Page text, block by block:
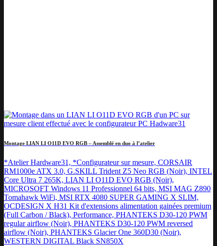
Montage LIAN LI O11D EVO RGB – Assemblé en duo à l’atelier
*Atelier Hardware31, *Configurateur sur mesure, CORSAIR
RM1000e ATX 3.0, G.SKILL Trident Z5 Neo RGB (Noir), INTEL
Core Ultra 7 265K, LIAN LI O11D EVO RGB (Noir),
MICROSOFT Windows 11 Professionnel 64 bits, MSI MAG Z890
Tomahawk WiFi, MSI RTX 4080 SUPER GAMING X SLIM,
OCDESIGN X H31 Kit d'extensions alimentation gainées premium
(Full Carbon / Black), Performance, PHANTEKS D30-120 PWM
regular airflow (Noir), PHANTEKS D30-120 PWM reversed
airflow (Noir), PHANTEKS Glacier One 360D30 (Noir),
WESTERN DIGITAL Black SN850X